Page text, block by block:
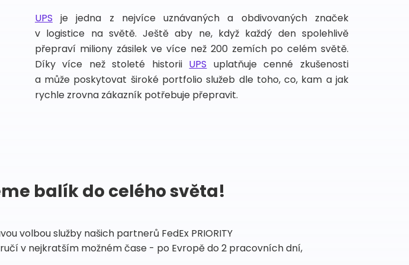
UPS je jedna z nejvíce uznávaných a obdivovaných značek
v logistice na světě. Ještě aby ne, když každý den spolehlivě
přepraví miliony zásilek ve více než 200 zemích po celém světě.
Díky více než stoleté historii UPS uplatňuje cenné zkušenosti
a může poskytovat široké portfolio služeb dle toho, co, kam a jak
rychle zrovna zákazník potřebuje přepravit.
balík do celého světa!
volbou služby našich partnerů FedEx PRIORITY
v nejkratším možném čase - po Evropě do 2 pracovních dní,